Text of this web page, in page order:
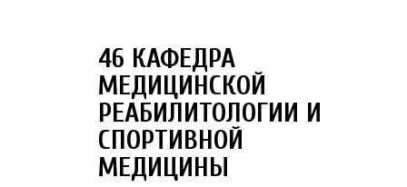
46 КАФЕДРА
МЕДИЦИНСКОЙ
РЕАБИЛИТОЛОГИИ И
СПОРТИВНОЙ
МЕДИЦИНЫ